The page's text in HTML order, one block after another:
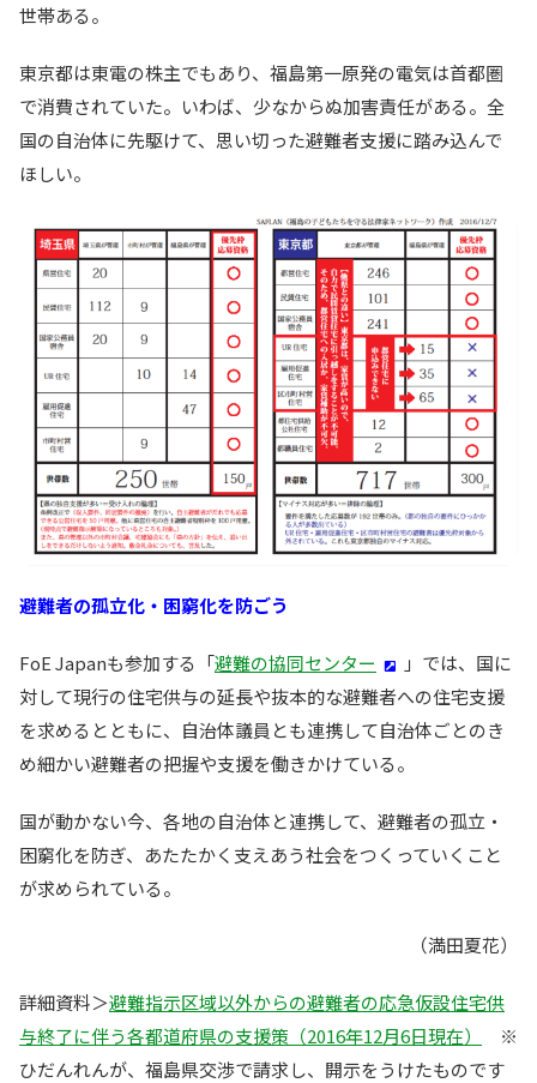
世帯ある。
東京都は東電の株主でもあり、福島第一原発の電気は首都圏
で消費されていた。いわば、少なからぬ加害責任がある。全
国の自治体に先駆けて、思い切った避難者支援に踏み込んで
ほしい。
避難者の孤立化・困窮化を防ごう
FoE Japanも参加する「避難の協同センター
」では、国に
対して現行の住宅供与の延長や抜本的な避難者への住宅支援
を求めるとともに、自治体議員とも連携して自治体ごとのき
め細かい避難者の把握や支援を働きかけている。
国が動かない今、各地の自治体と連携して、避難者の孤立・
困窮化を防ぎ、あたたかく支えあう社会をつくっていくこと
が求められている。
（満田夏花）
詳細資料＞避難指示区域以外からの避難者の応急仮設住宅供
与終了に伴う各都道府県の支援策（2016年12月6日現在）
※
ひだんれんが、福島県交渉で請求し、開示をうけたものです